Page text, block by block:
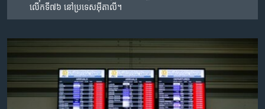
លើកទី៧៦ នៅប្រទេសអ៊ីតាលី។